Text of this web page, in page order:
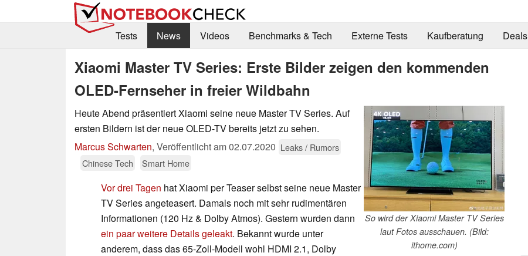
Tests
News Videos Benchmarks & Tech Externe Tests Kaufberatung Deals
Xiaomi Master TV Series: Erste Bilder zeigen den kommenden
OLED-Fernseher in freier Wildbahn
So wird der Xiaomi Master TV Series
laut Fotos ausschauen. (Bild:
ithome.com)
Heute Abend präsentiert Xiaomi seine neue Master TV Series. Auf
ersten Bildern ist der neue OLED-TV bereits jetzt zu sehen.
Marcus Schwarten, Veröffentlicht am02.07.2020 Leaks / Rumors
Chinese Tech
Smart Home
Vor drei Tagen hat Xiaomi per Teaser selbst seine neue Master
TV Series angeteasert. Damals noch mit sehr rudimentären
Informationen (120 Hz & Dolby Atmos). Gestern wurden dann
ein paar weitere Details geleakt. Bekannt wurde unter
anderem, dass das 65-Zoll-Modell wohl HDMI 2.1, Dolby